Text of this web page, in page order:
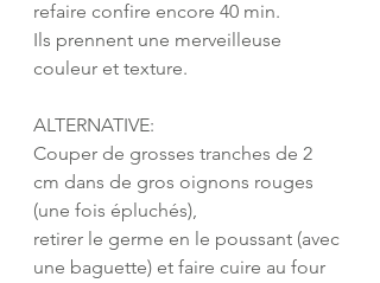
refaire confire encore 40 min.
Ils prennent une merveilleuse
couleur et texture.
ALTERNATIVE:
Couper de grosses tranches de 2
cm dans de gros oignons rouges
(une fois épluchés),
retirer le germe en le poussant (avec
une baguette) et faire cuire au four